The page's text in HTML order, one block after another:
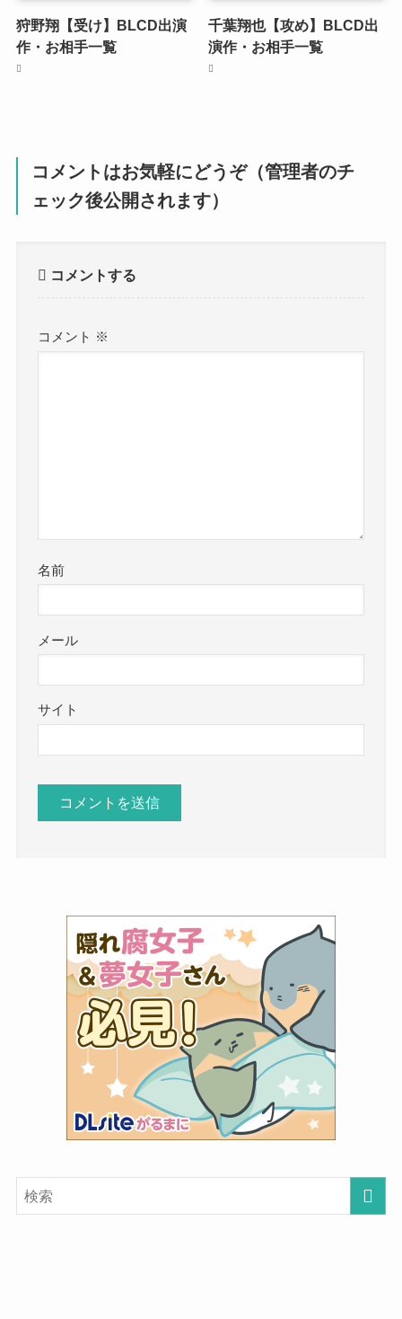
狩野翔【受け】BLCD出演
作・お相手一覧
千葉翔也【攻め】BLCD出
演作・お相手一覧
コメントはお気軽にどうぞ（管理者のチ
ェック後公開されます）
コメントする
コメント ※
名前
メール
サイト